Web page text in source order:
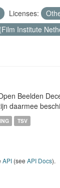
Licenses:
Institute
Beelden
daarmee
TSV
API (see API Docs).